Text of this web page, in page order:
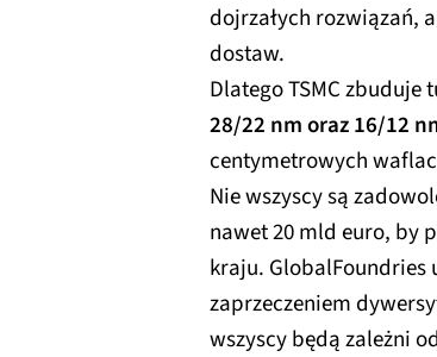
dojrzałych rozwiązań,
dostaw.
Dlatego TSMC
28/22 nm oraz 16/12
centymetrowych
Nie wszyscy są
nawet 20 mld euro, by
kraju. GlobalFoundries
zaprzeczeniem
wszyscy będą zależni